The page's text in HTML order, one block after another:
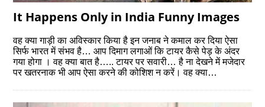
It Happens Only in India Funny Images
वह क्‍या गाड़ी का अविस्‍कार किया है इन जनाब ने कमाल कर दिया ऐसा
सिर्फ भारत में संभव है… आप दिमाग लगाओं कि टायर कैसे पेड़ के अंदर
गया होगा । वह क्‍या बात है….. टायर पर सवारी… है ना देखने में मजेदार
पर खतरनाक भी आप ऐसा करने की कोशिश न करें। वह क्‍या…